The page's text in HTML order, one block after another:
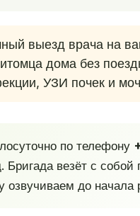
выезд врача на
дома без
УЗИ почек и
по телефону
Бригада везёт с
озвучиваем до начала